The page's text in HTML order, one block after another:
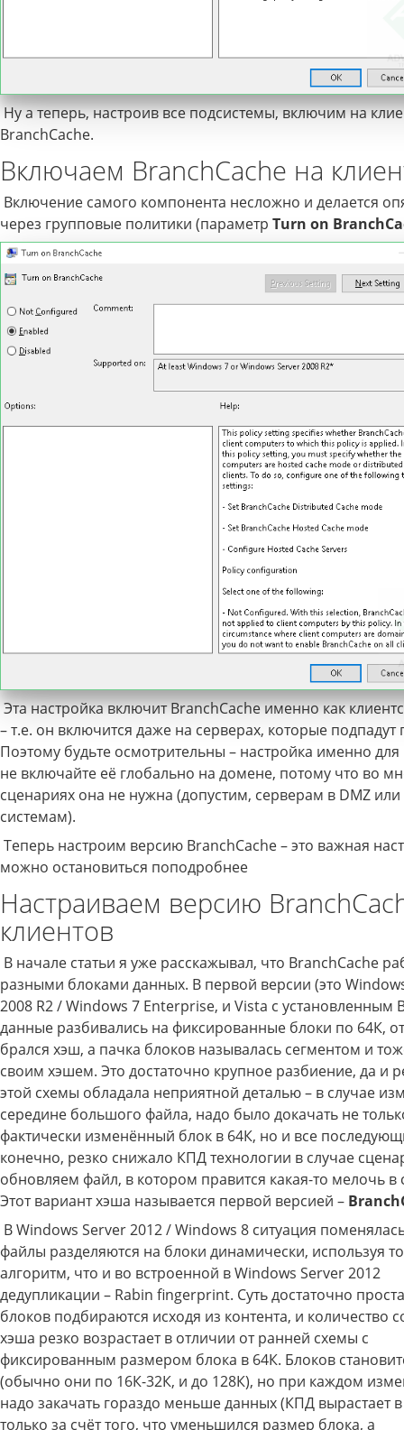
Ну а теперь, настроив все подсистемы, включим на
BranchCache.
Включаем BranchCache на
Включение самого компонента несложно и делается
через групповые политики (параметр Turn on
Эта настройка включит BranchCache именно как
– т.е. он включится даже на серверах, которые подпадут
Поэтому будьте осмотрительны – настройка именно для
не включайте её глобально на домене, потому что во
сценариях она не нужна (допустим, серверам в DMZ или
системам).
Теперь настроим версию BranchCache – это важная
можно остановиться поподробнее
Настраиваем версию
клиентов
В начале статьи я уже расскажывал, что BranchCache
разными блоками данных. В первой версии (это
2008 R2 / Windows 7 Enterprise, и Vista с установленным
данные разбивались на фиксированные блоки по 64К,
брался хэш, а пачка блоков называлась сегментом и
своим хэшем. Это достаточно крупное разбиение, да и
этой схемы обладала неприятной деталью – в случае
середине большого файла, надо было докачать не
фактически изменённый блок в 64К, но и все
конечно, резко снижало КПД технологии в случае
обновляем файл, в котором правится какая-то мелочь в
Этот вариант хэша называется первой версией –
В Windows Server 2012 / Windows 8 ситуация
файлы разделяются на блоки динамически, используя
алгоритм, что и во встроенной в Windows Server 2012
дедупликации – Rabin fingerprint. Суть достаточно
блоков подбираются исходя из контента, и количество
хэша резко возрастает в отличии от ранней схемы с
фиксированным размером блока в 64К. Блоков
(обычно они по 16К-32К, и до 128К), но при каждом
надо закачать гораздо меньше данных (КПД вырастает
только за счёт того, что уменьшился размер блока, а